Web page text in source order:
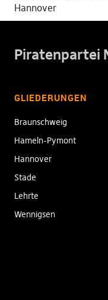
Hannover
Piratenpartei
GLIEDERUNGEN
Braunschweig
Hameln-Pymont
Hannover
Stade
Lehrte
Wennigsen